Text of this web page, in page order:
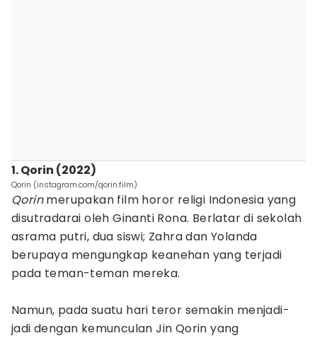
1. Qorin (2022)
Qorin (instagram.com/qorin.film)
Qorinmerupakan film horor religi Indonesia yang
disutradarai oleh Ginanti Rona. Berlatar di sekolah
asrama putri, dua siswi; Zahra dan Yolanda
berupaya mengungkap keanehan yang terjadi
pada teman-teman mereka.
Namun, pada suatu hari teror semakin menjadi-
jadi dengan kemunculan Jin Qorin yang